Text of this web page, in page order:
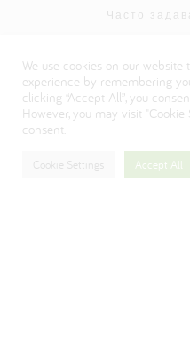
Часто
Visit our
We use cookies on our
experience by remembering
clicking “Accept All”, you
However, you may visit
consent.
Cookie Settings Accept All